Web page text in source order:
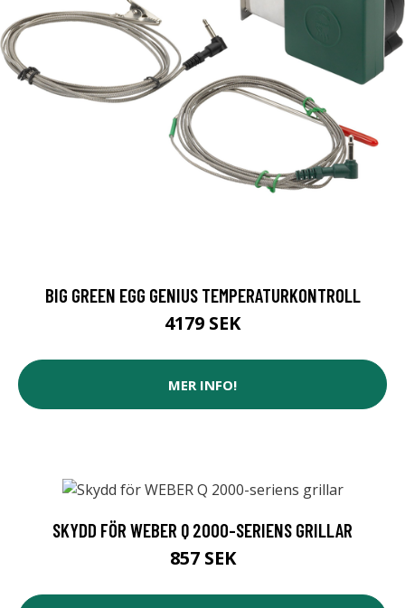
BIG GREEN EGG GENIUS TEMPERATURKONTROLL
4179 SEK
MER INFO!
SKYDD FÖR WEBER Q 2000-SERIENS GRILLAR
857 SEK